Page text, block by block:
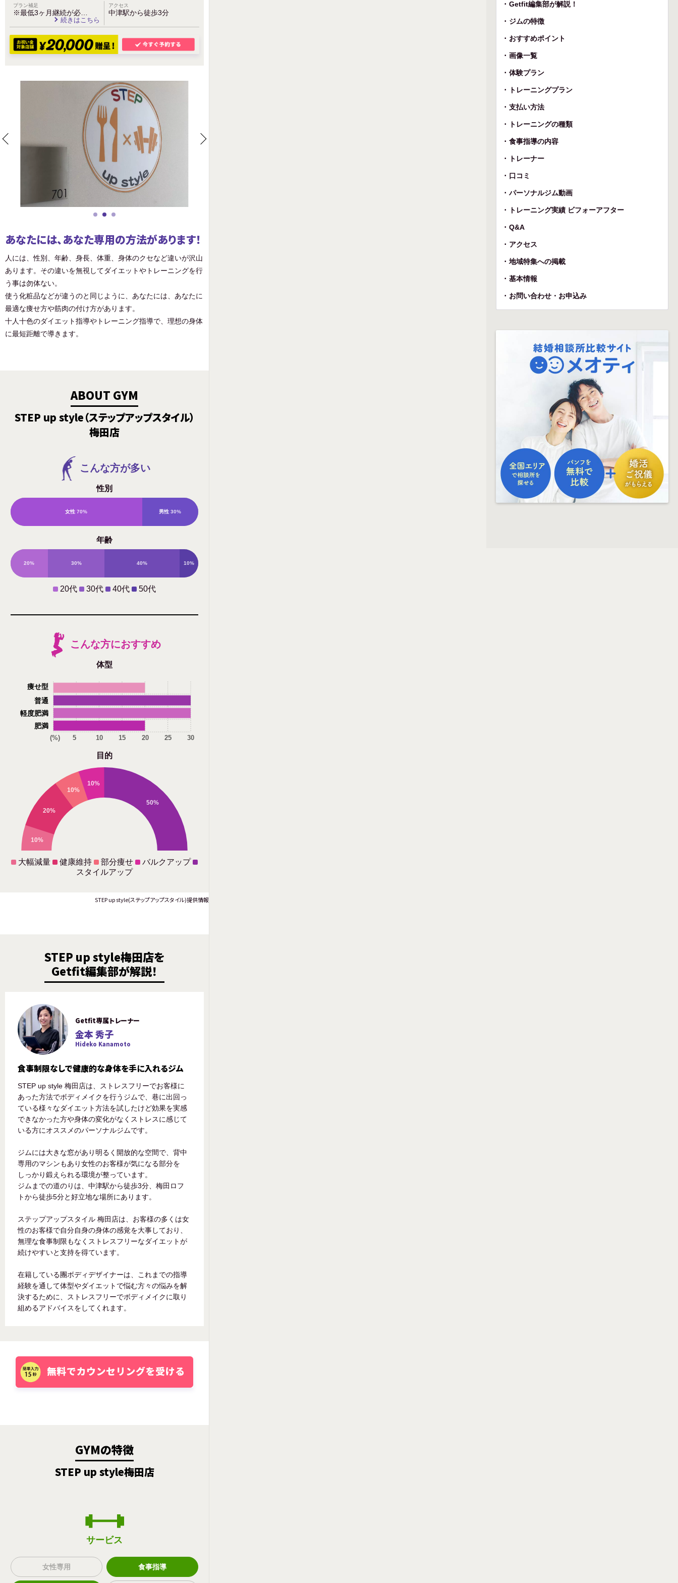
プラン補足
※最低3ヶ月継続が必…
続きはこちら
アクセス
中津駅から徒歩3分
あなたには、あなた専用の方法があります！
人には、性別、年齢、身長、体重、身体のクセなど違いが沢山
あります。その違いを無視してダイエットやトレーニングを行
う事は勿体ない。
使う化粧品などが違うのと同じように、あなたには、あなたに
最適な痩せ方や筋肉の付け方があります。
十人十色のダイエット指導やトレーニング指導で、理想の身体
に最短距離で導きます。
ABOUT GYM
STEP up style（ステップアップスタイル）
梅田店
こんな方が多い
性別
女性 70% 男性 30%
年齢
20% 30% 40% 10%
20代 30代 40代 50代
こんな方におすすめ
体型
肥満
軽度肥満
普通
痩せ型
(%) 5 10 15 20 25 30
目的
10%
20%
10%
10%
50%
大幅減量 健康維持 部分痩せ
バルクアップ
スタイルアップ
STEP up style(ステップアップスタイル)提供情報
STEP up style梅田店を
Getfit編集部が解説！
Getfit専属トレーナー
金本 秀子
Hideko Kanamoto
食事制限なしで健康的な身体を手に入れるジム
STEP up style 梅田店は、ストレスフリーでお客様に
あった方法でボディメイクを行うジムで、巷に出回っ
ている様々なダイエット方法を試したけど効果を実感
できなかった方や身体の変化がなくストレスに感じて
いる方にオススメのパーソナルジムです。
ジムには大きな窓があり明るく開放的な空間で、背中
専用のマシンもあり女性のお客様が気になる部分を
しっかり鍛えられる環境が整っています。
ジムまでの道のりは、中津駅から徒歩3分、梅田ロフ
トから徒歩5分と好立地な場所にあります。
ステップアップスタイル 梅田店は、お客様の多くは女
性のお客様で自分自身の身体の感覚を大事しており、
無理な食事制限もなくストレスフリーなダイエットが
続けやすいと支持を得ています。
在籍している團ボディデザイナーは、これまでの指導
経験を通して体型やダイエットで悩む方々の悩みを解
決するために、ストレスフリーでボディメイクに取り
組めるアドバイスをしてくれます。
GYMの特徴
STEP up style梅田店
サービス
女性専用 食事指導
Getfit編集部が解説！
ジムの特徴
おすすめポイント
画像一覧
体験プラン
トレーニングプラン
支払い方法
トレーニングの種類
食事指導の内容
トレーナー
口コミ
パーソナルジム動画
トレーニング実績 ビフォーアフター
Q&A
アクセス
地域特集への掲載
基本情報
お問い合わせ・お申込み